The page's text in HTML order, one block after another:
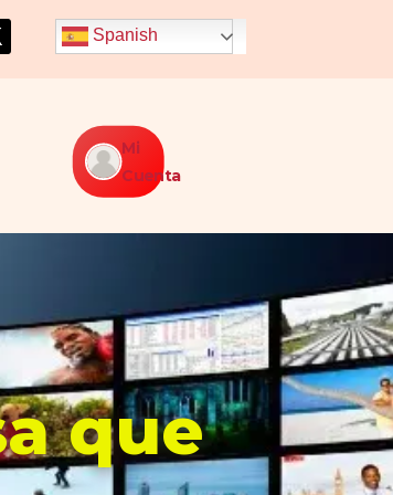
Spanish
Mi
Cuenta
que